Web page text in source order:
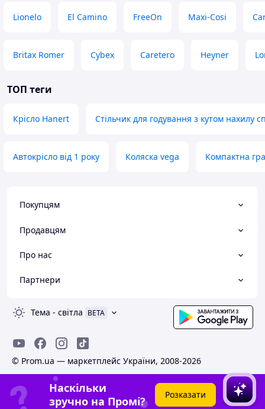
Lionelo El Camino FreeOn Maxi-Cosi
Britax Romer Cybex Caretero Heyner
ТОП теги
Крісло Hanert Стільчик для годування з кутом нахилу
Автокрісло від 1 року Коляска vega Компактна
Покупцям
Продавцям
Про нас
Партнери
Тема - світла BETA
© Prom.ua — маркетплейс України, 2008-2026
Наскільки
зручно на Промі?
Розказати